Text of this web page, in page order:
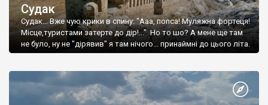
Судак
Судак... Вже чую крики в спину: "Ааа, попса! Муляжна фортеця!
Місце,туристами затерте до дір!..." Но то шо? А мене ще там
не було, ну не "дірявив" я там нічого... принаймні до цього літа.